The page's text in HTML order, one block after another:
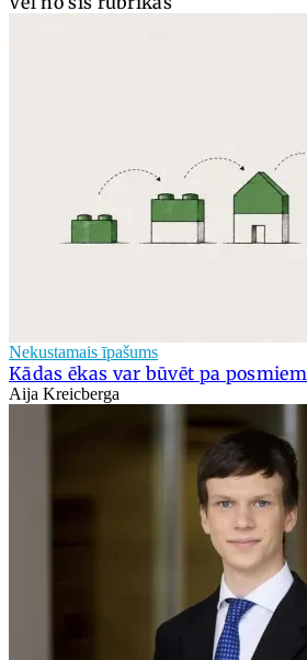
Nekustamais īpašums
Kādas ēkas var būvēt pa posmiem
Aija Kreicberga